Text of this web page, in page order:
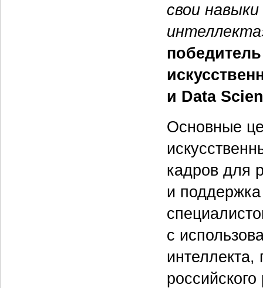
свои
и Data
Основные
кадров для
и
с